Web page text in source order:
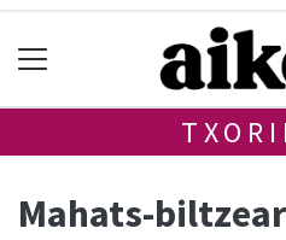
Mahats-